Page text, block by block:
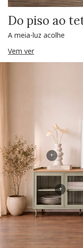
Do piso ao
A meia-luz acolhe
Vem ver
+
+